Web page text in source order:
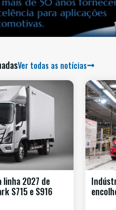
Ver todas as notícias
2027 de
S715 e S916